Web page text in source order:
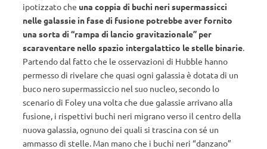
ipotizzato che una coppia di buchi neri supermassicci
nelle galassie in fase di fusione potrebbe aver fornito
una sorta di “rampa di lancio gravitazionale” per
scaraventare nello spazio intergalattico le stelle binarie.
Partendo dal fatto che le osservazioni di Hubble hanno
permesso di rivelare che quasi ogni galassia è dotata di un
buco nero supermassiccio nel suo nucleo, secondo lo
scenario di Foley una volta che due galassie arrivano alla
fusione, i rispettivi buchi neri migrano verso il centro della
nuova galassia, ognuno dei quali si trascina con sé un
ammasso di stelle. Man mano che i buchi neri “danzano”